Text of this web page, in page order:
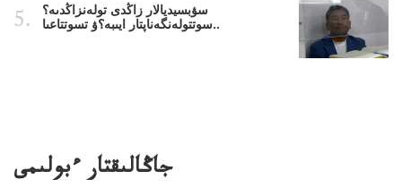
سۋبسيديالار زاڭدى تولەنزاڭدىە؟
سوتتولەنگەناپتار ايىبە؟ۋ تسوتتاعىا..
جاڭالىقتار ءبولىمى